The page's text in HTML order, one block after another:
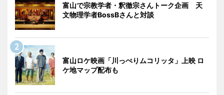
富山で宗教学者・釈徹宗さんトーク企画 天
文物理学者BossBさんと対談
富山ロケ映画「川っぺりムコリッタ」上映 ロ
ケ地マップ配布も